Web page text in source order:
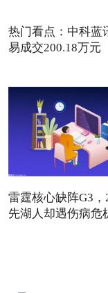
热门看点：中科蓝
易成交200.18万元
雷霆核心缺阵G3，
先湖人却遇伤病危